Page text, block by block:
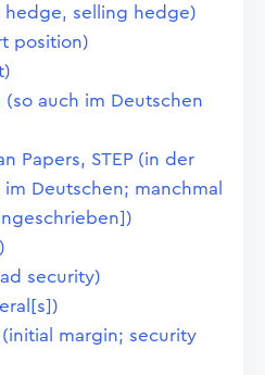
hedge, selling hedge)
position)
(so auch im Deutschen
Papers, STEP (in der
Deutschen; manchmal
security)
margin; security